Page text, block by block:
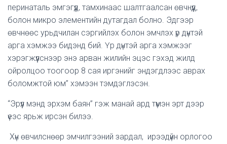
перинаталь эмгэгүүд, тамхинаас шалтгаалсан өвчнүүд,
болон микро элементийн дутагдал болно. Эдгээр
өвчнөөс урьдчилан сэргийлэх болон эмчлэх үр дүнтэй
арга хэмжээ бидэнд бий. Үр дүнтэй арга хэмжээг
хэрэгжүүлснээр энэ арван жилийн эцэс гэхэд жилд
ойролцоо тоогоор 8 сая иргэнийг эндэгдлээс аврах
боломжтой юм” хэмээн тэмдэглэсэн.
“Эрүүл мэнд эрхэм баян” гэж манай ард түмэн эрт дээр
үеэс ярьж ирсэн билээ.
Хүн өвчилснөөр эмчилгээний зардал, ирээдүйн орлогоо